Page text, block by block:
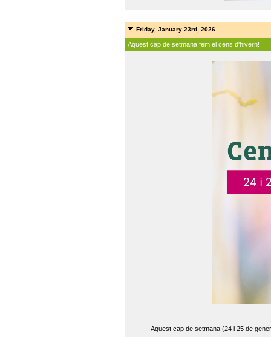
Friday, January 23rd, 2026
Aquest cap de setmana fem el cens d'hivern!
Aquest cap de setmana (24 i 25 de